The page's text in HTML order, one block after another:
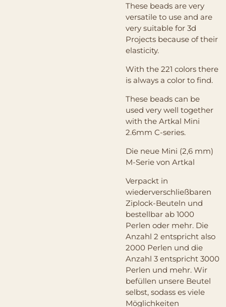
These beads are very
versatile to use and are
very suitable for 3d
Projects because of their
elasticity.
With the 221 colors there
is always a color to find.
These beads can be
used very well together
with the Artkal Mini
2.6mm C-series.
Die neue Mini (2,6 mm)
M-Serie von Artkal
Verpackt in
wiederverschließbaren
Ziplock-Beuteln und
bestellbar ab 1000
Perlen oder mehr. Die
Anzahl 2 entspricht also
2000 Perlen und die
Anzahl 3 entspricht 3000
Perlen und mehr. Wir
befüllen unsere Beutel
selbst, sodass es viele
Möglichkeiten